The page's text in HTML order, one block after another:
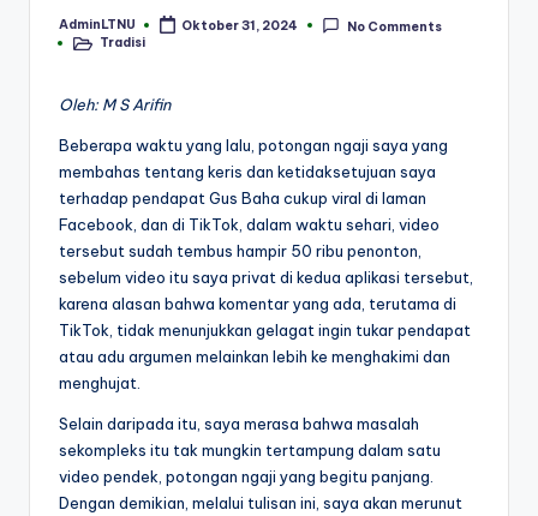
Posted
by
AdminLTNU Oktober 31, 2024
No Comments
PostedTradisi
Oleh: M S Arifin
Beberapa waktu yang lalu, potongan ngaji saya yang
membahas tentang keris dan ketidaksetujuan saya
terhadap pendapat Gus Baha cukup viral di laman
Facebook, dan di TikTok, dalam waktu sehari, video
tersebut sudah tembus hampir 50 ribu penonton,
sebelum video itu saya privat di kedua aplikasi tersebut,
karena alasan bahwa komentar yang ada, terutama di
TikTok, tidak menunjukkan gelagat ingin tukar pendapat
atau adu argumen melainkan lebih ke menghakimi dan
menghujat.
Selain daripada itu, saya merasa bahwa masalah
sekompleks itu tak mungkin tertampung dalam satu
video pendek, potongan ngaji yang begitu panjang.
Dengan demikian, melalui tulisan ini, saya akan merunut